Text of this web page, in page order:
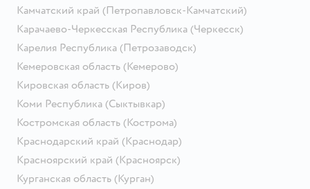
Камчатский край (Петропавловск-Камчатский)
Карачаево-Черкесская Республика (Черкесск)
Карелия Республика (Петрозаводск)
Кемеровская область (Кемерово)
Кировская область (Киров)
Коми Республика (Сыктывкар)
Костромская область (Кострома)
Краснодарский край (Краснодар)
Красноярский край (Красноярск)
Курганская область (Курган)